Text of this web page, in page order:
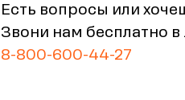
Есть вопросы или
Звони нам бесплатно
8-800-600-44-27